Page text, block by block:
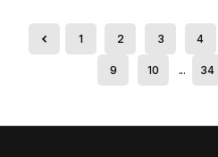
1 2 3 4
9 10 ... 34